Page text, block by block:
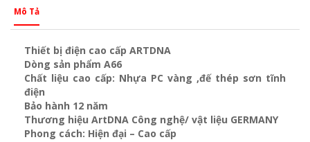
Mô Tả
Thiết bị điện cao cấp ARTDNA
Dòng sản phẩm A66
Chất liệu cao cấp: Nhựa PC vàng ,đế thép sơn tĩnh
điện
Bảo hành 12 năm
Thương hiệu ArtDNA Công nghệ/ vật liệu GERMANY
Phong cách: Hiện đại – Cao cấp